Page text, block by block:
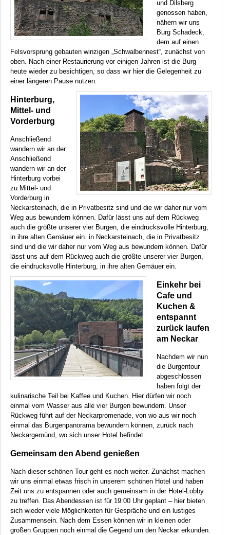
und Dilsberg
genossen haben,
nähern wir uns
Burg Schadeck,
dem auf einen
Felsvorsprung gebauten winzigen „Schwalbennest“, zunächst von
oben. Nach einer Restaurierung vor einigen Jahren ist die Burg
heute wieder zu besichtigen, so dass wir hier die Gelegenheit zu
einer längeren Pause nutzen.
Hinterburg,
Mittel- und
Vorderburg
Anschließend
wandern wir an der
Anschließend
wandern wir an der
Hinterburg vorbei
zu Mittel- und
Vorderburg in
Neckarsteinach, die in Privatbesitz sind und die wir daher nur vom
Weg aus bewundern können. Dafür lässt uns auf dem Rückweg
auch die größte unserer vier Burgen, die eindrucksvolle Hinterburg,
in ihre alten Gemäuer ein. in Neckarsteinach, die in Privatbesitz
sind und die wir daher nur vom Weg aus bewundern können. Dafür
lässt uns auf dem Rückweg auch die größte unserer vier Burgen,
die eindrucksvolle Hinterburg, in ihre alten Gemäuer ein.
Einkehr bei
Cafe und
Kuchen &
entspannt
zurück laufen
am Neckar
Nachdem wir nun
die Burgentour
abgeschlossen
haben folgt der
kulinarische Teil bei Kaffee und Kuchen. Hier dürfen wir noch
einmal vom Wasser aus alle vier Burgen bewundern. Unser
Rückweg führt auf der Neckarpromenade, von wo aus wir noch
einmal das Burgenpanorama bewundern können, zurück nach
Neckargemünd, wo sich unser Hotel befindet.
Gemeinsam den Abend genießen
Nach dieser schönen Tour geht es noch weiter. Zunächst machen
wir uns einmal etwas frisch in unserem schönen Hotel und haben
Zeit uns zu entspannen oder auch gemeinsam in der Hotel-Lobby
zu treffen. Das Abendessen ist für 19:00 Uhr geplant – hier bieten
sich wieder viele Möglichkeiten für Gespräche und ein lustiges
Zusammensein. Nach dem Essen können wir in kleinen oder
großen Gruppen noch einmal die Gegend um den Neckar erkunden.